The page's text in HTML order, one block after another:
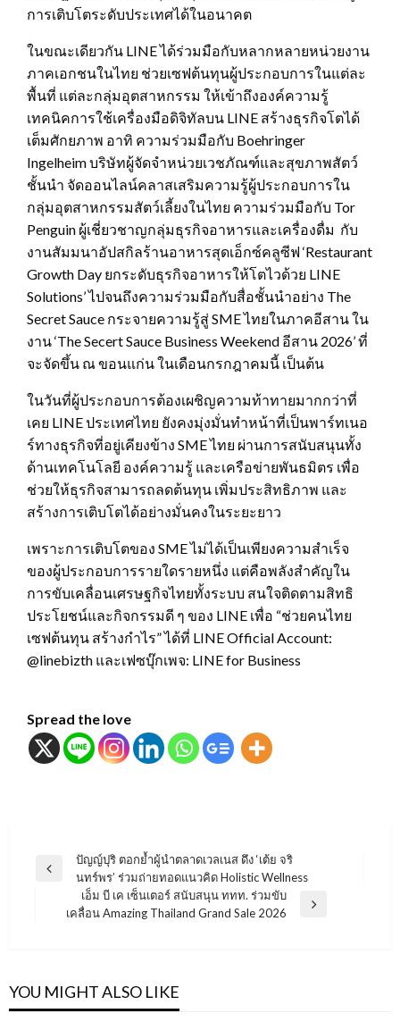
การเติบโตระดับประเทศได้ในอนาคต
ในขณะเดียวกัน LINE ได้ร่วมมือกับหลากหลายหน่วยงาน
ภาคเอกชนในไทย ช่วยเซฟต้นทุนผู้ประกอบการในแต่ละ
พื้นที่ แต่ละกลุ่มอุตสาหกรรม ให้เข้าถึงองค์ความรู้
เทคนิคการใช้เครื่องมือดิจิทัลบน LINE สร้างธุรกิจโตได้
เต็มศักยภาพ อาทิ ความร่วมมือกับ Boehringer
Ingelheim บริษัทผู้จัดจำหน่วยเวชภัณฑ์และสุขภาพสัตว์
ชั้นนำ จัดออนไลน์คลาสเสริมความรู้ผู้ประกอบการใน
กลุ่มอุตสาหกรรมสัตว์เลี้ยงในไทย ความร่วมมือกับ Tor
Penguin ผู้เชี่ยวชาญกลุ่มธุรกิจอาหารและเครื่องดื่ม กับ
งานสัมมนาอัปสกิลร้านอาหารสุดเอ็กซ์คลูซีฟ ‘Restaurant
Growth Day ยกระดับธุรกิจอาหารให้โตไวด้วย LINE
Solutions’ ไปจนถึงความร่วมมือกับสื่อชั้นนำอย่าง The
Secret Sauce กระจายความรู้สู่ SME ไทยในภาคอีสาน ใน
งาน ‘The Secert Sauce Business Weekend อีสาน 2026’ ที่
จะจัดขึ้น ณ ขอนแก่น ในเดือนกรกฎาคมนี้ เป็นต้น
ในวันที่ผู้ประกอบการต้องเผชิญความท้าทายมากกว่าที่
เคย LINE ประเทศไทย ยังคงมุ่งมั่นทำหน้าที่เป็นพาร์ทเนอ
ร์ทางธุรกิจที่อยู่เคียงข้าง SME ไทย ผ่านการสนับสนุนทั้ง
ด้านเทคโนโลยี องค์ความรู้ และเครือข่ายพันธมิตร เพื่อ
ช่วยให้ธุรกิจสามารถลดต้นทุน เพิ่มประสิทธิภาพ และ
สร้างการเติบโตได้อย่างมั่นคงในระยะยาว
เพราะการเติบโตของ SME ไม่ได้เป็นเพียงความสำเร็จ
ของผู้ประกอบการรายใดรายหนึ่ง แต่คือพลังสำคัญใน
การขับเคลื่อนเศรษฐกิจไทยทั้งระบบ สนใจติดตามสิทธิ
ประโยชน์และกิจกรรมดี ๆ ของ LINE เพื่อ “ช่วยคนไทย
เซฟต้นทุน สร้างกำไร” ได้ที่ LINE Official Account:
@linebizth และเฟซบุ๊กเพจ: LINE for Business
Spread the love
แนะแนว
Previous
ปัญญ์ปุริ ตอกย้ำผู้นำตลาดเวลเนส ดึง ‘เต้ย จริ
นทร์พร’ ร่วมถ่ายทอดแนวคิด Holistic Wellness
Next
เอ็ม บี เค เซ็นเตอร์ สนับสนุน ททท. ร่วมขับ
เคลื่อน Amazing Thailand Grand Sale 2026
YOU MIGHT ALSO LIKE